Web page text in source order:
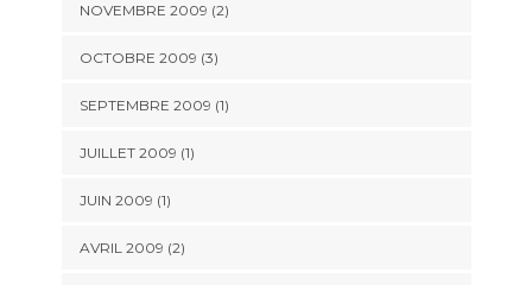
NOVEMBRE 2009 (2)
OCTOBRE 2009 (3)
SEPTEMBRE 2009 (1)
JUILLET 2009 (1)
JUIN 2009 (1)
AVRIL 2009 (2)